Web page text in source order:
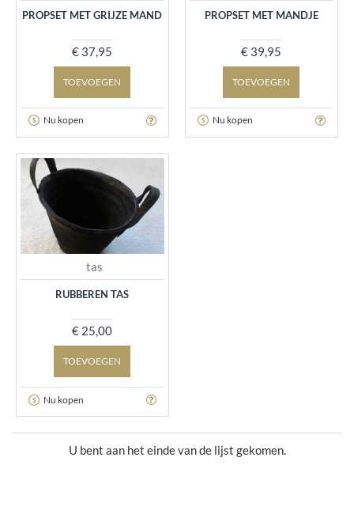
PROPSET MET GRIJZE MAND
€ 37,95
TOEVOEGEN
Nu kopen
PROPSET MET MANDJE
€ 39,95
TOEVOEGEN
Nu kopen
tas
RUBBEREN TAS
€ 25,00
TOEVOEGEN
Nu kopen
U bent aan het einde van de lijst gekomen.